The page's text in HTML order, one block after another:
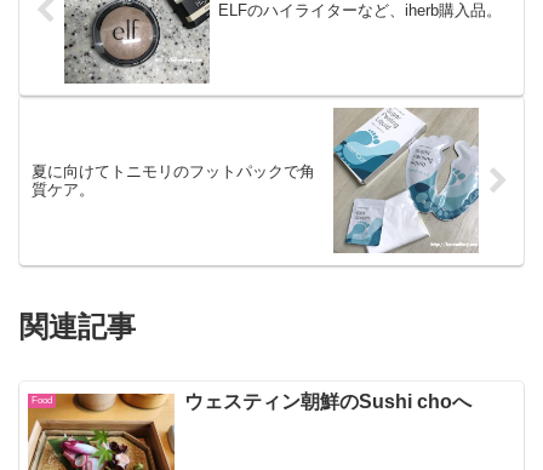
ELFのハイライターなど、iherb購入品。
夏に向けてトニモリのフットパックで角
質ケア。
関連記事
Food ウェスティン朝鮮のSushi choへ